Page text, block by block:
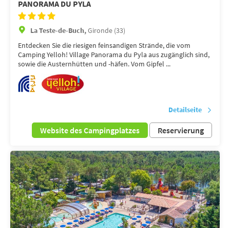
PANORAMA DU PYLA
La Teste-de-Buch,Gironde (33)
Entdecken Sie die riesigen feinsandigen Strände, die vom
Camping Yelloh! Village Panorama du Pyla aus zugänglich sind,
sowie die Austernhütten und -häfen. Vom Gipfel ...
Detailseite
Website des Campingplatzes Reservierung